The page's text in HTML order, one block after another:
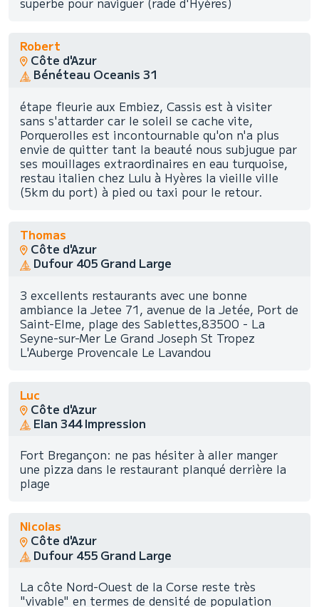
Robert
Côte d'Azur
Bénéteau Oceanis 31
étape fleurie aux Embiez, Cassis est à visiter
sans s'attarder car le soleil se cache vite,
Porquerolles est incontournable qu'on n'a plus
envie de quitter tant la beauté nous subjugue par
ses mouillages extraordinaires en eau turquoise,
restau italien chez Lulu à Hyères la vieille ville
(5km du port) à pied ou taxi pour le retour.
Thomas
Côte d'Azur
Dufour 405 Grand Large
3 excellents restaurants avec une bonne
ambiance la Jetee 71, avenue de la Jetée, Port de
Saint-Elme, plage des Sablettes,83500 - La
Seyne-sur-Mer Le Grand Joseph St Tropez
L'Auberge Provencale Le Lavandou
Luc
Côte d'Azur
Elan 344 Impression
Fort Bregançon: ne pas hésiter à aller manger
une pizza dans le restaurant planqué derrière la
plage
Nicolas
Côte d'Azur
Dufour 455 Grand Large
La côte Nord-Ouest de la Corse reste très
"vivable" en termes de densité de population